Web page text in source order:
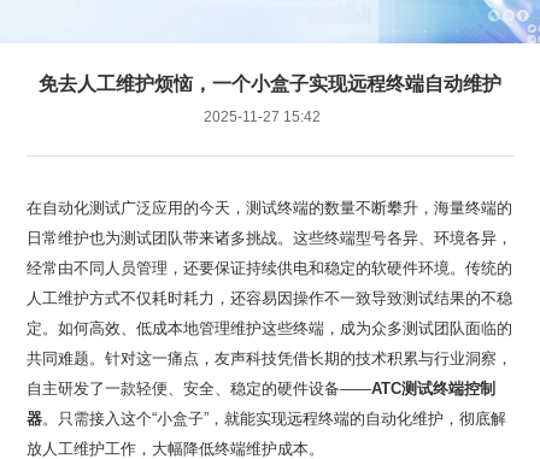
免去人工维护烦恼，一个小盒子实现远程终端自动维护
2025-11-27 15:42
自主研发了一款轻便、安全、稳定的硬件设备——
器
放人工维护工作，大幅降低终端维护成本。